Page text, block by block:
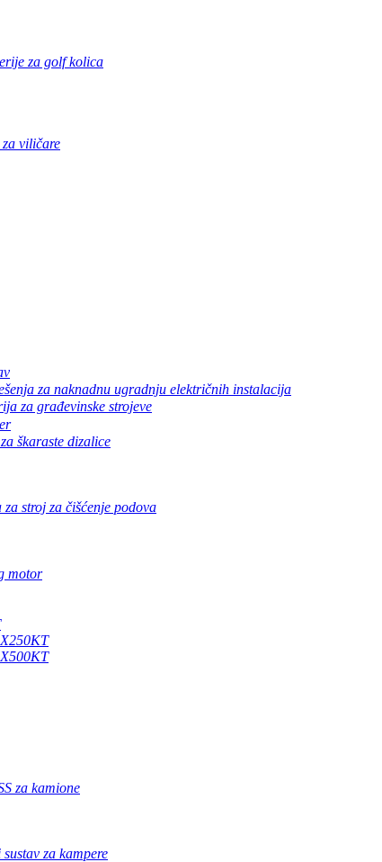
za golf kolica
viličare
za naknadnu ugradnju električnih instalacija
za građevinske strojeve
škaraste dizalice
za stroj za čišćenje podova
motor
za kamione
za kampere